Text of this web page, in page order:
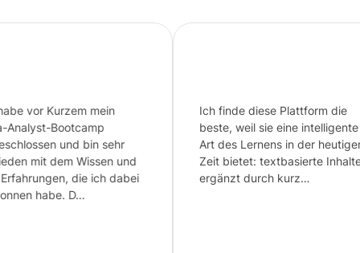
mein
bin sehr
und
ich dabei
Ich finde diese Plattform die
beste, weil sie eine intelligente
Art des Lernens in der heutigen
Zeit bietet: textbasierte Inhalte,
ergänzt durch kurz…